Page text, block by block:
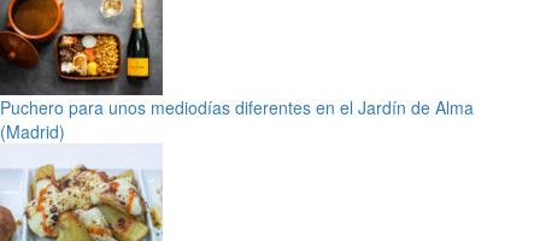
Puchero para unos mediodías diferentes en el Jardín de Alma
(Madrid)